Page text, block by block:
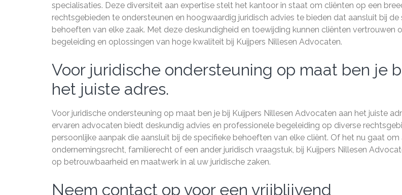
specialisaties. Deze diversiteit aan expertise stelt het kantoor in staat om cliënten op een
rechtsgebieden te ondersteunen en hoogwaardig juridisch advies te bieden dat aansluit bij de
behoeften van elke zaak. Met deze deskundigheid en toewijding kunnen cliënten vertrouwen
begeleiding en oplossingen van hoge kwaliteit bij Kuijpers Nillesen Advocaten.
Voor juridische ondersteuning op maat ben je
het juiste adres.
Voor juridische ondersteuning op maat ben je bij Kuijpers Nillesen Advocaten aan het juiste
ervaren advocaten biedt deskundig advies en professionele begeleiding op diverse
persoonlijke aanpak die aansluit bij de specifieke behoeften van elke cliënt. Of het nu gaat om
ondernemingsrecht, familierecht of een ander juridisch vraagstuk, bij Kuijpers Nillesen
op betrouwbaarheid en maatwerk in al uw juridische zaken.
Neem contact op voor een vrijblijvend